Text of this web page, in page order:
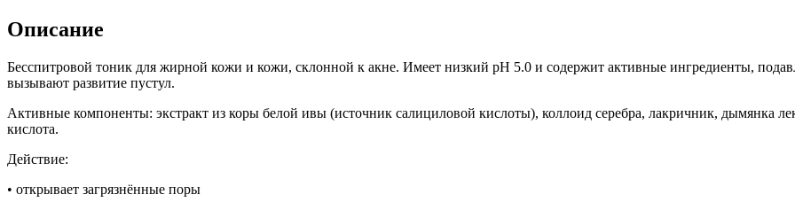
Описание
Бесспитровой тоник для жирной кожи и кожи, склонной к акне. Имеет низкий pH 5.0 и содержит активные ингредиенты,
вызывают развитие пустул.
Активные компоненты: экстракт из коры белой ивы (источник салициловой кислоты), коллоид серебра, лакричник, дымянка
кислота.
Действие:
• открывает загрязнённые поры